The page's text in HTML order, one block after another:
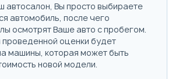
автосалон, Вы просто выбираете
автомобиль, после чего
осмотрят Ваше авто с пробегом.
оценки будет
машины, которая может быть
новой модели.